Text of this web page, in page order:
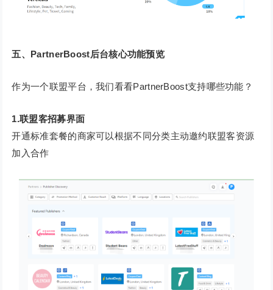
五、PartnerBoost后台核心功能预览
作为一个联盟平台，我们看看PartnerBoost支持哪些功能？
1.联盟客招募界面
开通标准套餐的商家可以根据不同分类主动邀约联盟客资源
加入合作